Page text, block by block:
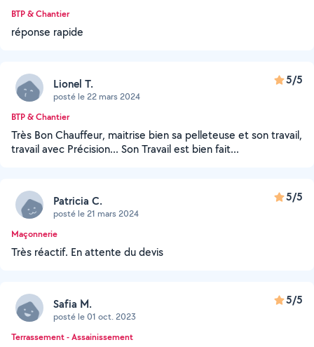
BTP & Chantier
réponse rapide
Lionel T.
posté le 22 mars 2024
5/5
BTP & Chantier
Très Bon Chauffeur, maitrise bien sa pelleteuse et son travail,
travail avec Précision... Son Travail est bien fait...
Patricia C.
posté le 21 mars 2024
5/5
Maçonnerie
Très réactif. En attente du devis
Safia M.
posté le 01 oct. 2023
5/5
Terrassement - Assainissement